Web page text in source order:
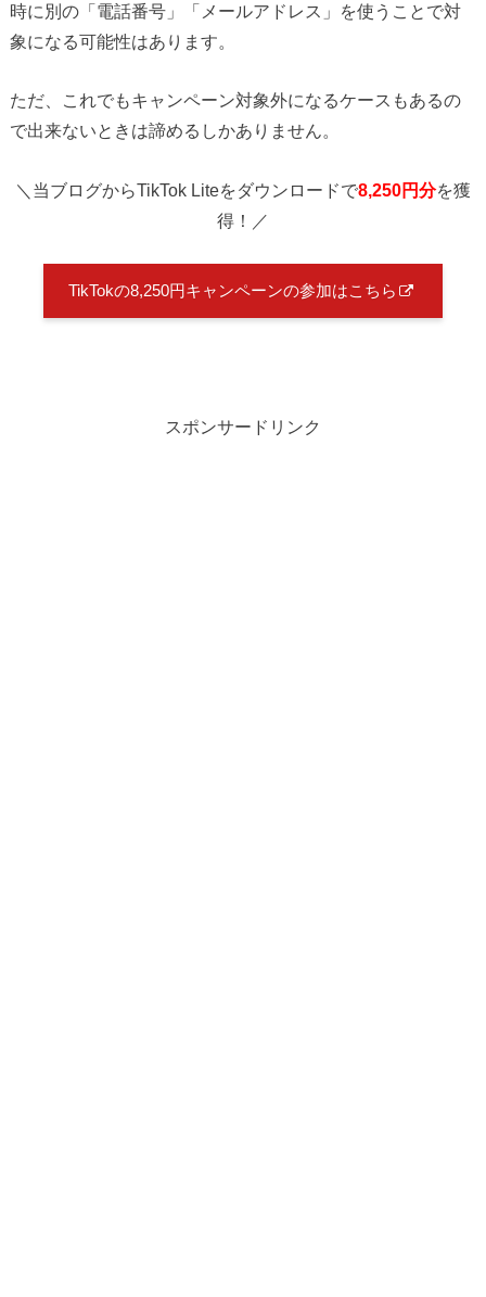
時に別の「電話番号」「メールアドレス」を使うことで対
象になる可能性はあります。
ただ、これでもキャンペーン対象外になるケースもあるの
で出来ないときは諦めるしかありません。
＼当ブログからTikTok Liteをダウンロードで8,250円分を獲
得！／
TikTokの8,250円キャンペーンの参加はこちら
スポンサードリンク